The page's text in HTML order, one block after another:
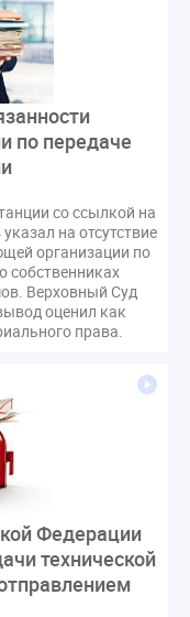
договора
рабочая группа
МКД
совет
по передаче
со ссылкой на
на отсутствие
организации по
собственниках
Верховный Суд
оценил как
права.
Федерации
технической